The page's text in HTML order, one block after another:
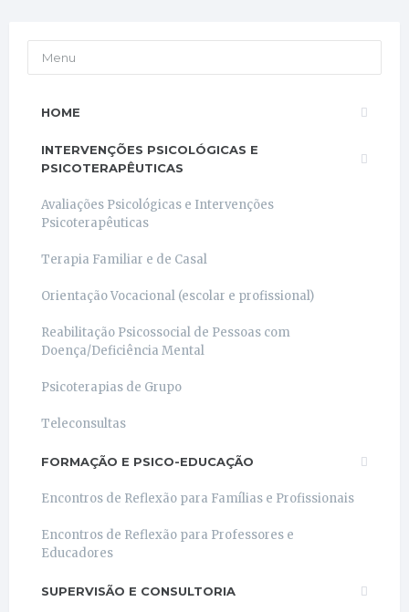
Menu
HOME
INTERVENÇÕES PSICOLÓGICAS E
PSICOTERAPÊUTICAS
Avaliações Psicológicas e Intervenções
Psicoterapêuticas
Terapia Familiar e de Casal
Orientação Vocacional (escolar e profissional)
Reabilitação Psicossocial de Pessoas com
Doença/Deficiência Mental
Psicoterapias de Grupo
Teleconsultas
FORMAÇÃO E PSICO-EDUCAÇÃO
Encontros de Reflexão para Famílias e Profissionais
Encontros de Reflexão para Professores e
Educadores
SUPERVISÃO E CONSULTORIA